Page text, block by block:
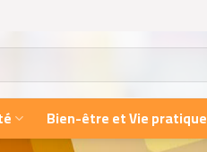
Bien-être et Vie pratique